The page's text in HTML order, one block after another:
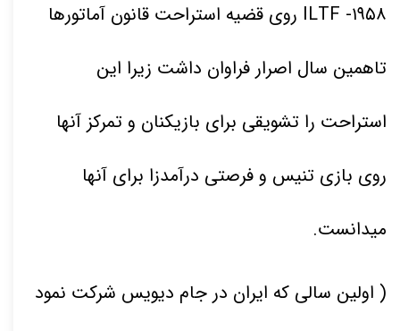
۱۹۵۸
- ILTF روی قضیه استراحت قانون آماتورها
تاهمین سال اصرار فراوان داشت زیرا این
استراحت را تشویقی برای بازیکنان و تمرکز آنها
روی بازی تنیس و فرصتی درآمدزا برای آنها
میدانست.
( اولین سالی که ایران در جام دیویس شرکت نمود